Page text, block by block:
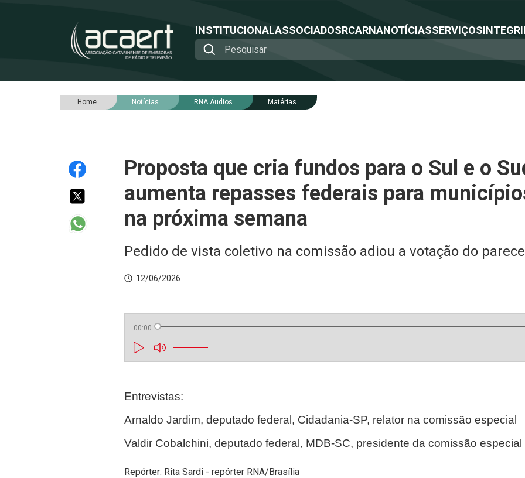
INSTITUCIONALASSOCIADOSRCARNANOTÍCIASSERVIÇOS
Home Notícias RNA Áudios Matérias
Proposta que cria fundos para o Sul e o
aumenta repasses federais para
na próxima semana
Pedido de vista coletivo na comissão adiou a votação do
12/06/2026
00:00
Entrevistas:
Arnaldo Jardim, deputado federal, Cidadania-SP, relator na comissão especial
Valdir Cobalchini, deputado federal, MDB-SC, presidente da comissão especial
Repórter: Rita Sardi - repórter RNA/Brasília